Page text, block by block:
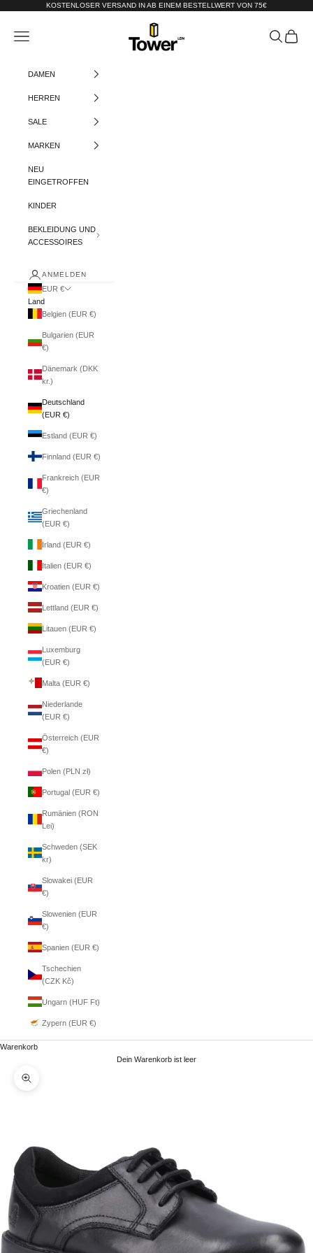
Zum Inhalt springenKOSTENLOSER VERSAND IN AB EINEM BESTELLWERT VON 75€
Tower-London.De
Menü Suchen
DAMEN
HERREN
SALE
MARKEN
NEU
EINGETROFFEN
KINDER
BEKLEIDUNG UND
ACCESSOIRES
ANMELDEN
EUR €
Land
Belgien (EUR €)
Bulgarien (EUR
€)
Dänemark (DKK
kr.)
Deutschland
(EUR €)
Estland (EUR €)
Finnland (EUR €)
Frankreich (EUR
€)
Griechenland
(EUR €)
Irland (EUR €)
Italien (EUR €)
Kroatien (EUR €)
Lettland (EUR €)
Litauen (EUR €)
Luxemburg
(EUR €)
Malta (EUR €)
Niederlande
(EUR €)
Österreich (EUR
€)
Polen (PLN zł)
Portugal (EUR €)
Rumänien (RON
Lei)
Schweden (SEK
kr)
Slowakei (EUR
€)
Slowenien (EUR
€)
Spanien (EUR €)
Tschechien
(CZK Kč)
Ungarn (HUF Ft)
Zypern (EUR €)
Warenkorb
Dein Warenkorb ist leer
Bild vergrößern